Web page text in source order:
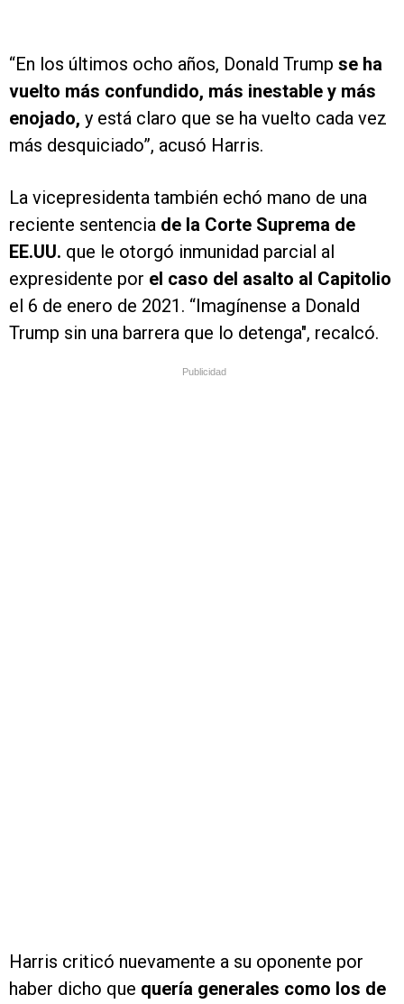
“En los últimos ocho años, Donald Trump se ha
vuelto más confundido, más inestable y más
enojado, y está claro que se ha vuelto cada vez
más desquiciado”, acusó Harris.
La vicepresidenta también echó mano de una
reciente sentencia de la Corte Suprema de
EE.UU. que le otorgó inmunidad parcial al
expresidente por el caso del asalto al Capitolio
el 6 de enero de 2021. “Imagínense a Donald
Trump sin una barrera que lo detenga", recalcó.
Publicidad
Harris criticó nuevamente a su oponente por
haber dicho que quería generales como los de